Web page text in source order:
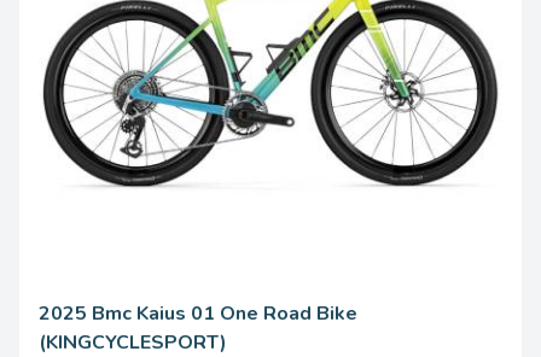
2025 Bmc Kaius 01 One Road Bike
(KINGCYCLESPORT)